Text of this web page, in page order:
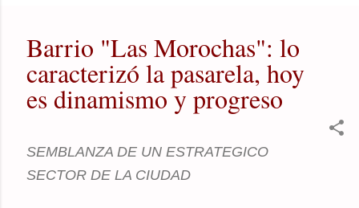
Barrio "Las Morochas": lo
caracterizó la pasarela, hoy
es dinamismo y progreso
SEMBLANZA DE UN ESTRATEGICO
SECTOR DE LA CIUDAD